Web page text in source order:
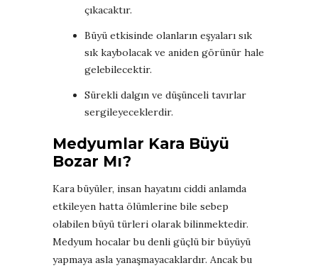
çıkacaktır.
Büyü etkisinde olanların eşyaları sık
sık kaybolacak ve aniden görünür hale
gelebilecektir.
Sürekli dalgın ve düşünceli tavırlar
sergileyeceklerdir.
Medyumlar Kara Büyü
Bozar Mı?
Kara büyüler, insan hayatını ciddi anlamda
etkileyen hatta ölümlerine bile sebep
olabilen büyü türleri olarak bilinmektedir.
Medyum hocalar bu denli güçlü bir büyüyü
yapmaya asla yanaşmayacaklardır. Ancak bu